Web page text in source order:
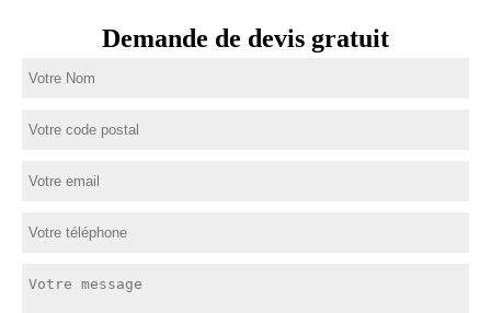
Demande de devis gratuit